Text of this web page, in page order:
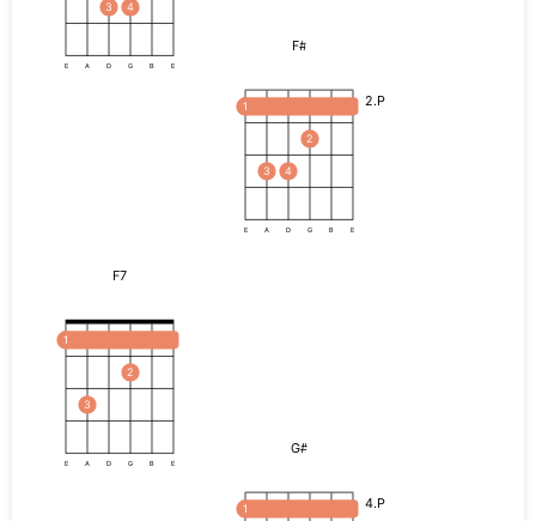
3 4
E A D G B E
F#
2.P
1
3 4
2
E A D G B E
F7
1
3
2
E A D G B E
G#
4.P
1